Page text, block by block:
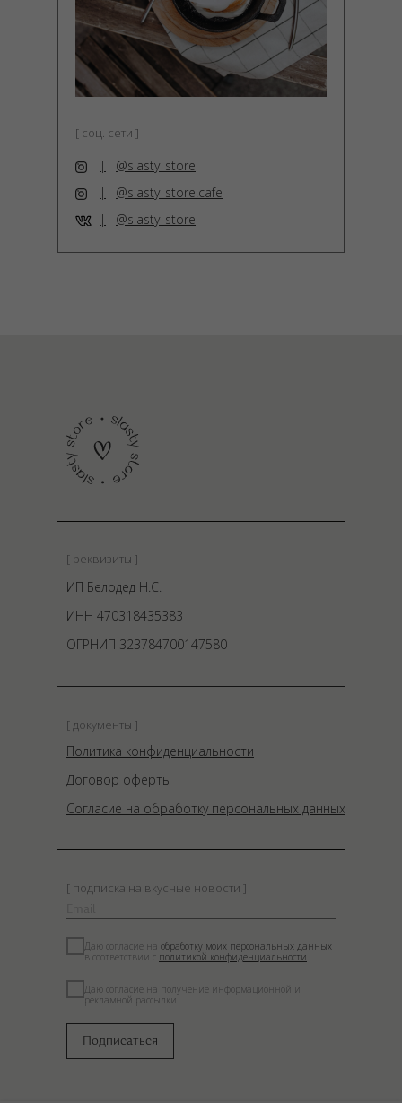
@slasty_store
|
@slasty_store
|
[ соц. сети ]
@slasty_store.cafe
|
[ реквизиты ]
ИП Белодед Н.С.
ИНН 470318435383
ОГРНИП 323784700147580
[ документы ]
Политика конфиденциальности
Договор оферты
Согласие на обработку персональных данных
[ подписка на вкусные новости ]
Даю согласие на обработку моих персональных данных
в соответствии с политикой конфиденциальности
Даю согласие на получение информационной и
рекламной рассылки
Подписаться